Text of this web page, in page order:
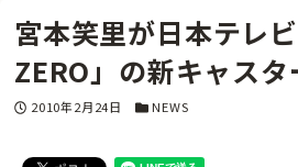
宮本笑里が日本テレ
ZERO」の新キャスタ
投稿日
2010年2月24日 カテゴリー
NEWS